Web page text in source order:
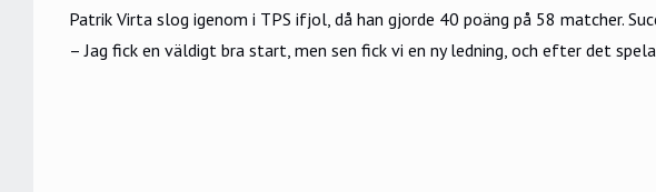
Patrik Virta slog igenom i TPS ifjol, då han gjorde 40 poäng på 58 matcher.
– Jag fick en väldigt bra start, men sen fick vi en ny ledning, och efter det